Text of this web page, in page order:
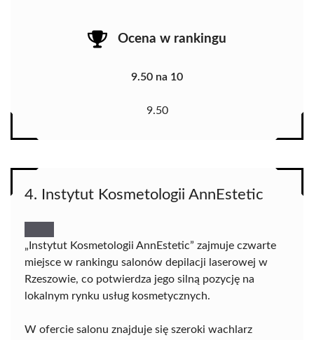
Ocena w rankingu
9.50 na 10
9.50
4. Instytut Kosmetologii AnnEstetic
„Instytut Kosmetologii AnnEstetic” zajmuje czwarte
miejsce w rankingu salonów depilacji laserowej w
Rzeszowie, co potwierdza jego silną pozycję na
lokalnym rynku usług kosmetycznych.
W ofercie salonu znajduje się szeroki wachlarz